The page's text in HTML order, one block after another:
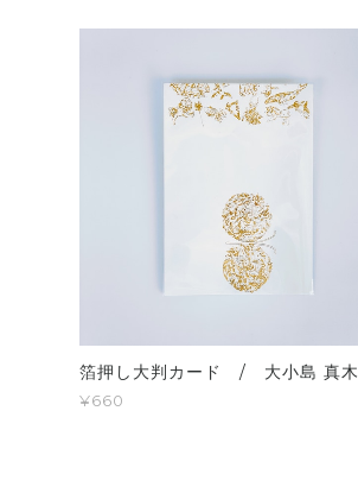
箔押し大判カード / 大小島 真木
¥660